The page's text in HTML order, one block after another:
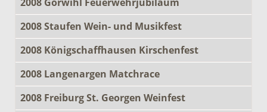
2008 Staufen Wein- und Musikfest
2008 Königschaffhausen Kirschenfest
2008 Langenargen Matchrace
2008 Freiburg St. Georgen Weinfest